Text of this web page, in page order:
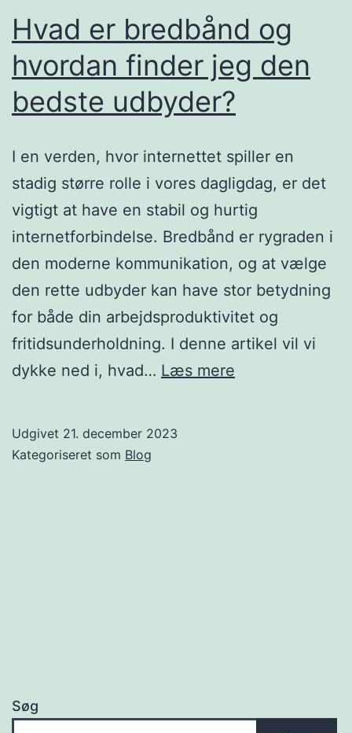
priser
på
bred-
baand.dk
Hvad er bredbånd og
hvordan finder jeg den
bedste udbyder?
I en verden, hvor internettet spiller en
stadig større rolle i vores dagligdag, er det
vigtigt at have en stabil og hurtig
internetforbindelse. Bredbånd er rygraden i
den moderne kommunikation, og at vælge
den rette udbyder kan have stor betydning
for både din arbejdsproduktivitet og
fritidsunderholdning. I denne artikel vil vi
dykke ned i, hvad… Læs mere
Udgivet 21. december 2023
Kategoriseret som Blog
Søg